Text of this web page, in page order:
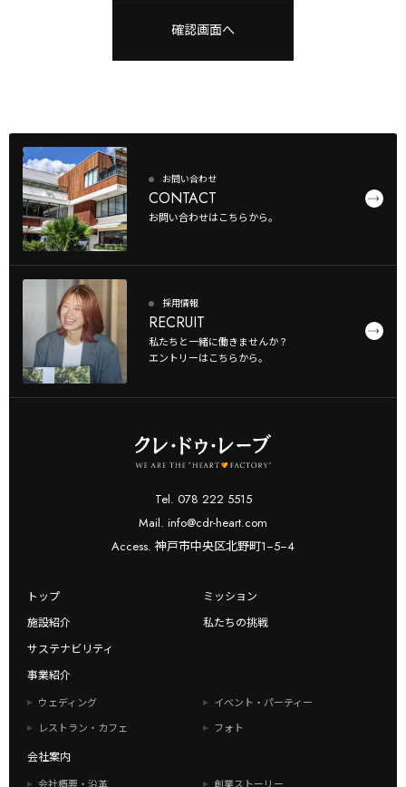
お問い合わせ
CONTACT
お問い合わせはこちらから。
採用情報
RECRUIT
私たちと一緒に働きませんか？
エントリーはこちらから。
Tel. 078 222 5515
Mail. info@cdr-heart.com
Access. 神戸市中央区北野町1−5−4
トップ
ミッション
施設紹介
私たちの挑戦
サステナビリティ
事業紹介
ウェディング
イベント・パーティー
レストラン・カフェ
フォト
会社案内